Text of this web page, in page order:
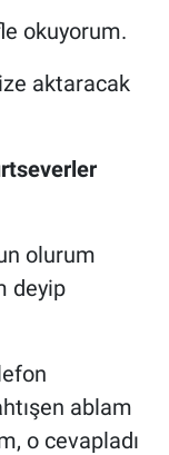
okuyorum.
aktaracak
olurum
deyip
ablam
o cevapladı